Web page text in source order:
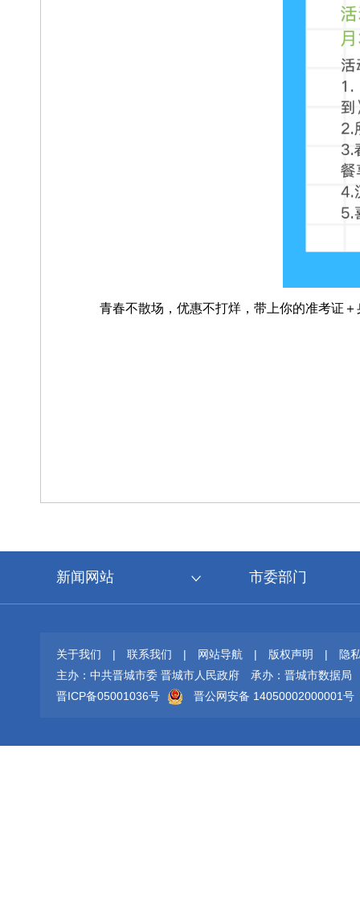
青春不散场， 优惠不打烊， 带上你的准考证＋
新闻网站 市委部门
关于我们 | 联系我们 | 网站导航 | 版权声明 |
隐
主办：中共晋城市委 晋城市人民政府
承办：晋城市数据局
晋ICP备05001036号
晋公网安备 14050002000001号